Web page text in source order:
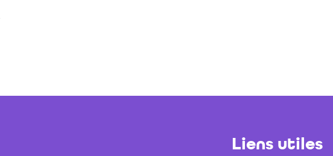
Liens utiles